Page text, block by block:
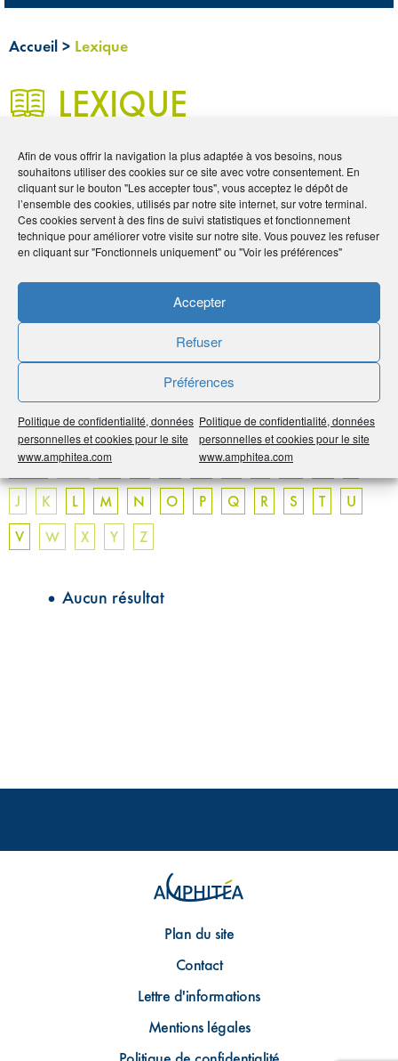
Afin de vous offrir la navigation la plus adaptée à vos besoins, nous
souhaitons utiliser des cookies sur ce site avec votre consentement. En
cliquant sur le bouton "Les accepter tous", vous acceptez le dépôt de
l’ensemble des cookies, utilisés par notre site internet, sur votre terminal.
Ces cookies servent à des fins de suivi statistiques et fonctionnement
technique pour améliorer votre visite sur notre site. Vous pouvez les refuser
en cliquant sur "Fonctionnels uniquement" ou "Voir les préférences"
Accepter
Refuser
Préférences
Politique de confidentialité, données
personnelles et cookies pour le site
www.amphitea.com
Politique de confidentialité, données
personnelles et cookies pour le site
www.amphitea.com
Accueil > Lexique
LEXIQUE
Les mots de l’assurance
L’univers de l’assurance est riche et complexe. Qu’il s’agisse
de prévoyance, de santé, de retraite ou d’épargne, les
indispensable à tout bon choix, AMPHITÉA met ce glossaire
à votre disposition.
Non exhaustif, il a vocation à s’enrichir au fil du temps.
N’hésitez pas à nous faire part de vos remarques, mais aussi
à nous proposer de nouvelles entrées.
Tous 0-9 A D E F G
J
K L M N O P Q R S T
U
V
W X Y Z
0
Aucun résultat
Plan du site
Contact
Lettre d'informations
Mentions légales